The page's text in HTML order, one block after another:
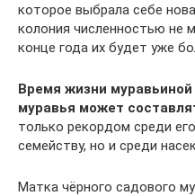
которое выбрала себе
колония численностью не
конце года их будет уже
Время жизни
муравья может
только рекордом среди
семейству, но и среди
Матка чёрного садового